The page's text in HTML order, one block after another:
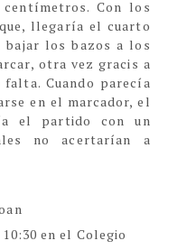
Con los
llegaría el cuarto
los bazos a los
otra vez gracis a
Cuando parecía
en el marcador, el
el partido con un
no acertarían a
en el Colegio